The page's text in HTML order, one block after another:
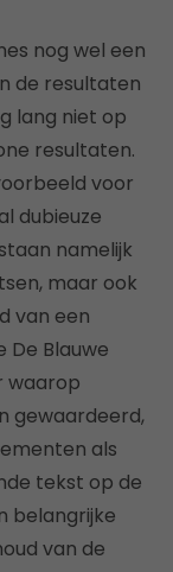
nog wel een
de resultaten
lang niet op
resultaten.
voor
dubieuze
namelijk
maar ook
van een
Blauwe
waarop
gewaardeerd,
als
tekst op de
belangrijke
van de